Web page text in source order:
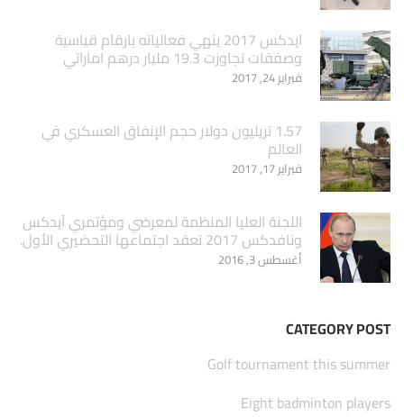
ايدكس 2017 ينهي فعالياته بارقام قياسية
وصفقات تجاوزت 19.3 مليار درهم اماراتي
فبراير 24, 2017
1.57 تريليون دولار حجم الإنفاق العسكري في
العالم
فبراير 17, 2017
اللجنة العليا المنظمة لمعرضي ومؤتمري آيدكس
ونافدكس 2017 تعقد اجتماعها التحضيري الأول.
أغسطس 3, 2016
CATEGORY POST
Golf tournament this summer
Eight badminton players